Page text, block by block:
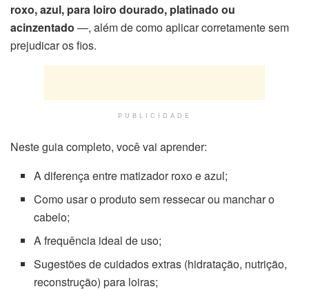
roxo, azul, para loiro dourado, platinado ou
acinzentado —, além de como aplicar corretamente sem
prejudicar os fios.
PUBLICIDADE
Neste guia completo, você vai aprender:
A diferença entre matizador roxo e azul;
Como usar o produto sem ressecar ou manchar o
cabelo;
A frequência ideal de uso;
Sugestões de cuidados extras (hidratação, nutrição,
reconstrução) para loiras;